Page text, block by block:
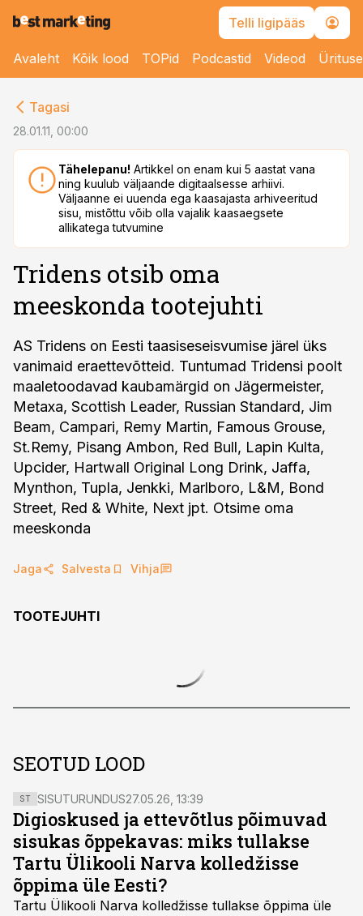
Telli ligipääs
Avaleht Kõik lood TOPid Podcastid Videod
Tagasi
28.01.11, 00:00
Tähelepanu! Artikkel on enam kui 5 aastat vana
ning kuulub väljaande digitaalsesse arhiivi.
Väljaanne ei uuenda ega kaasajasta arhiveeritud
sisu, mistõttu võib olla vajalik kaasaegsete
allikatega tutvumine
Tridens otsib oma
meeskonda tootejuhti
AS Tridens on Eesti taasiseseisvumise järel üks
vanimaid eraettevõtteid. Tuntumad Tridensi poolt
maaletoodavad kaubamärgid on Jägermeister,
Metaxa, Scottish Leader, Russian Standard, Jim
Beam, Campari, Remy Martin, Famous Grouse,
St.Remy, Pisang Ambon, Red Bull, Lapin Kulta,
Upcider, Hartwall Original Long Drink, Jaffa,
Mynthon, Tupla, Jenkki, Marlboro, L&M, Bond
Street, Red & White, Next jpt. Otsime oma
meeskonda
Jaga Salvesta Vihja
TOOTEJUHTI
SEOTUD LOOD
ST SISUTURUNDUS27.05.26, 13:39
Digioskused ja ettevõtlus põimuvad
sisukas õppekavas: miks tullakse
Tartu Ülikooli Narva kolledžisse
õppima üle Eesti?
Tartu Ülikooli Narva kolledžisse tullakse õppima üle